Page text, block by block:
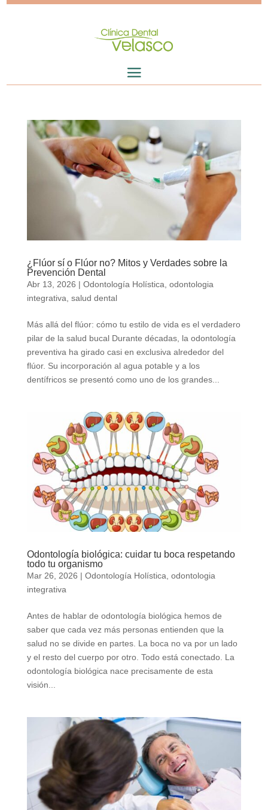
¿Flúor sí o Flúor no? Mitos y Verdades sobre la
Prevención Dental
Abr 13, 2026 | Odontología Holística odontologia
integrativa salud dental
Más allá del flúor: cómo tu estilo de vida es el verdadero
pilar de la salud bucal Durante décadas, la odontología
preventiva ha girado casi en exclusiva alrededor del
flúor. Su incorporación al agua potable y a los
dentífricos se presentó como uno de los grandes...
Odontología biológica: cuidar tu boca respetando
todo tu organismo
Mar 26, 2026 | Odontología Holística odontologia
integrativa
Antes de hablar de odontología biológica hemos de
saber que cada vez más personas entienden que la
salud no se divide en partes. La boca no va por un lado
y el resto del cuerpo por otro. Todo está conectado. La
odontología biológica nace precisamente de esta
visión...